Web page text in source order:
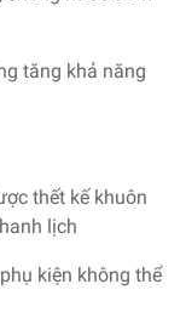
tăng khả năng
thết kế khuôn
lịch
kiện không thể